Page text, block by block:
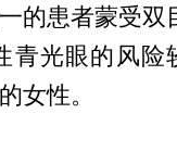
的患者蒙受双
青光眼的风险
女性。